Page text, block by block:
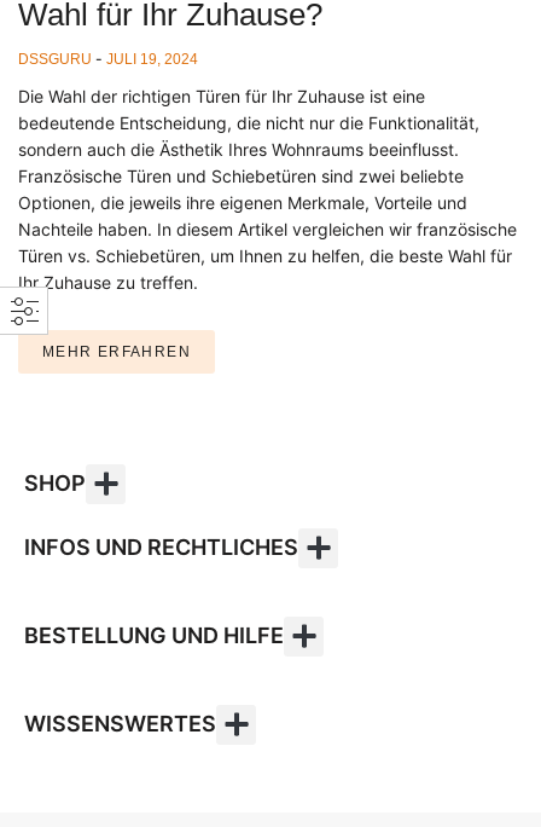
Wahl für Ihr Zuhause?
DSSGURU - JULI 19, 2024
Die Wahl der richtigen Türen für Ihr Zuhause ist eine
bedeutende Entscheidung, die nicht nur die Funktionalität,
sondern auch die Ästhetik Ihres Wohnraums beeinflusst.
Französische Türen und Schiebetüren sind zwei beliebte
Optionen, die jeweils ihre eigenen Merkmale, Vorteile und
Nachteile haben. In diesem Artikel vergleichen wir französische
Türen vs. Schiebetüren, um Ihnen zu helfen, die beste Wahl für
Ihr Zuhause zu treffen.
MEHR ERFAHREN
SHOP
INFOS UND RECHTLICHES
BESTELLUNG UND HILFE
WISSENSWERTES